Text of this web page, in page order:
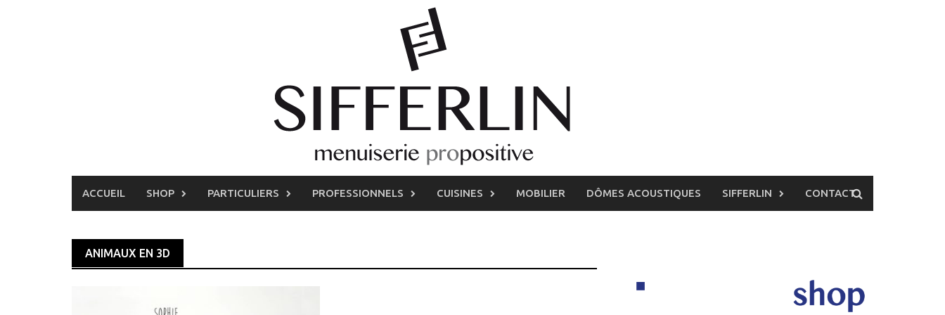
ACCUEIL SHOP PARTICULIERS PROFESSIONNELS CUISINES MOBILIER DÔMES ACOUSTIQUES SIFFERLIN CONTACT
ANIMAUX EN 3D